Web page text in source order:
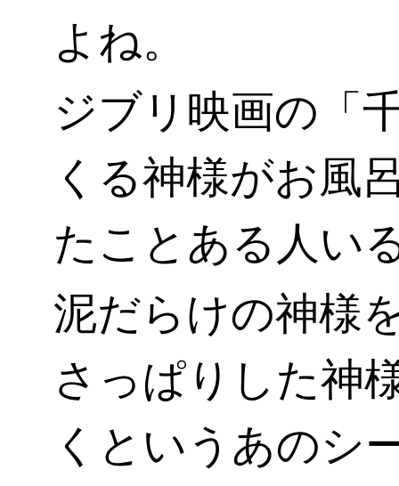
よね。
ジブリ映画の「
くる神様がお風
たことある人い
泥だらけの神様
さっぱりした神
くというあのシ